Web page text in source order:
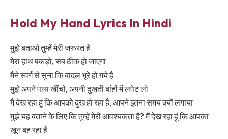
Hold My Hand Lyrics In Hindi
मुझे बताओ तुम्हें मेरी जरूरत है
मेरा हाथ पकड़ो, सब ठीक हो जाएगा
मैंने स्वर्ग से सुना कि बादल भूरे हो गये हैं
मुझे अपने पास खींचो, अपनी दुखती बांहों में लपेट लो
मैं देख रहा हूं कि आपको दुख हो रहा है, आपने इतना समय क्यों लगाया
मुझे यह बताने के लिए कि तुम्हें मेरी आवश्यकता है? मैं देख रहा हूं कि आपका
खून बह रहा है